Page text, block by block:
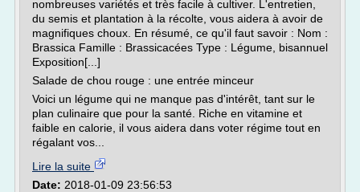
nombreuses variétés et très facile à cultiver. L'entretien,
du semis et plantation à la récolte, vous aidera à avoir de
magnifiques choux. En résumé, ce qu'il faut savoir : Nom :
Brassica Famille : Brassicacées Type : Légume, bisannuel
Exposition[...]
Salade de chou rouge : une entrée minceur
Voici un légume qui ne manque pas d'intérêt, tant sur le
plan culinaire que pour la santé. Riche en vitamine et
faible en calorie, il vous aidera dans voter régime tout en
régalant vos...
Lire la suite
Date: 2018-01-09 23:56:53